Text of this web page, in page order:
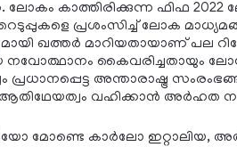
കാത്തിരിക്കുന്ന ഫിഫ 2022
പ്രശംസിച്ച് ലോക
ഖത്തര്‍ മാറിയതായാണ് പല
നവോത്ഥാനം കൈവരിച്ചതായും
പ്രധാനപ്പെട്ട അന്താരാഷ്ട്ര
വഹിക്കാന്‍ അര്‍ഹത
മോണ്ടെ കാര്‍ലോ ഇറ്റാലിയ,